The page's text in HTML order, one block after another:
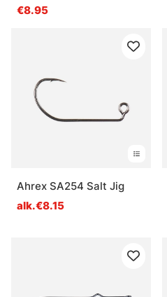
€8.95
Ahrex SA254 Salt Jig
alk.€8.15